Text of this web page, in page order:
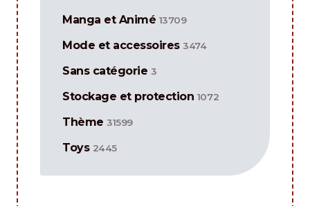
Manga et Animé 13709
Mode et accessoires 3474
Sans catégorie 3
Stockage et protection 1072
Thème 31599
Toys 2445